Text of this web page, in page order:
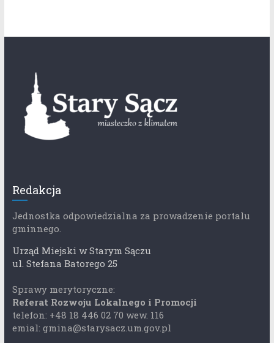
Redakcja
Jednostka odpowiedzialna za prowadzenie portalu
gminnego.
Urząd Miejski w Starym Sączu
ul. Stefana Batorego 25
Sprawy merytoryczne:
Referat Rozwoju Lokalnego i Promocji
telefon: +48 18 446 02 70 wew. 116
emial: gmina@starysacz.um.gov.pl